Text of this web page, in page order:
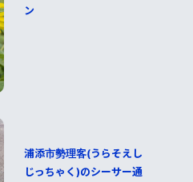
ン
浦添市勢理客(うらそえし
じっちゃく)のシーサー通